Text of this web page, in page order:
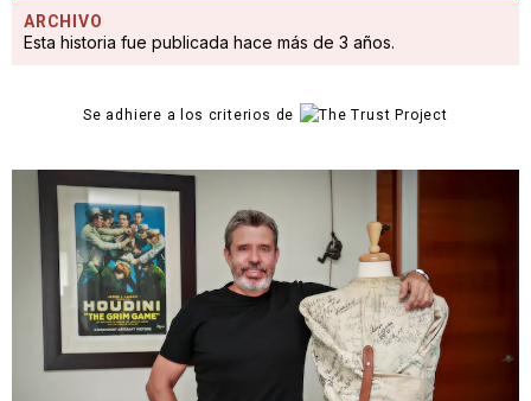
ARCHIVO
Esta historia fue publicada hace más de 3 años.
Se adhiere a los criterios de